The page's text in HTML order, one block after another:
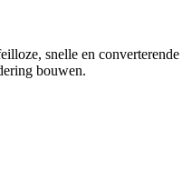
snelle en converterende
bouwen.